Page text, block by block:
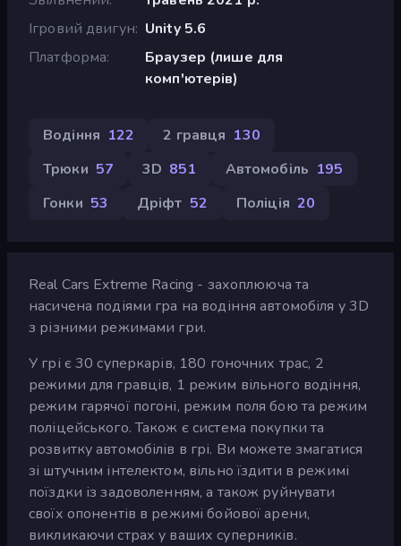
Ігровий двигун Unity 5.6
Платформа
Браузер (лише для
комп'ютерів)
Водіння 122 2 гравця 130
Трюки 57 3D 851 Автомобіль 195
Гонки 53 Дріфт 52 Поліція 20
Real Cars Extreme Racing - захоплююча та
насичена подіями гра на водіння автомобіля у 3D
з різними режимами гри.
У грі є 30 суперкарів, 180 гоночних трас, 2
режими для гравців, 1 режим вільного водіння,
режим гарячої погоні, режим поля бою та режим
поліцейського. Також є система покупки та
розвитку автомобілів в грі. Ви можете змагатися
зі штучним інтелектом, вільно їздити в режимі
поїздки із задоволенням, а також руйнувати
своїх опонентів в режимі бойової арени,
викликаючи страх у ваших суперників.